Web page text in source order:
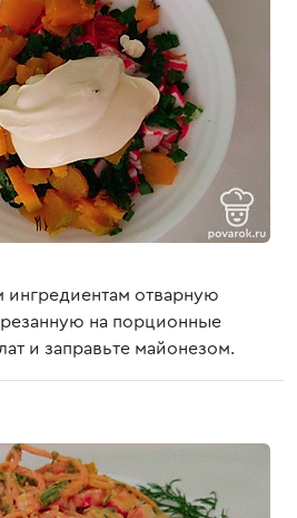
ингредиентам отварную
на порционные
и заправьте майонезом.